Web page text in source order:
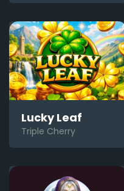
Lucky Leaf
Triple Cherry